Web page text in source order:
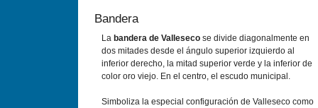
Bandera
La bandera de Valleseco se divide diagonalmente en
dos mitades desde el ángulo superior izquierdo al
inferior derecho, la mitad superior verde y la inferior de
color oro viejo. En el centro, el escudo municipal.
Simboliza la especial configuración de Valleseco como